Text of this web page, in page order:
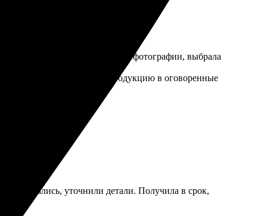
выбрала шаблон, загрузила фотографии, выбрала
Получила свою продукцию в оговоренные
связались, уточнили детали. Получила в срок,